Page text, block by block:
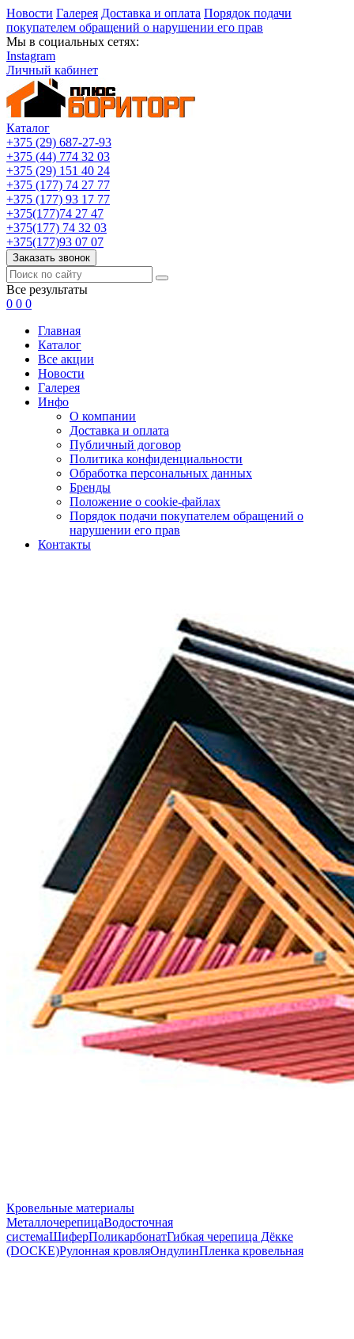
Новости Галерея Доставка и оплата Порядок подачи
покупателем обращений о нарушении его прав
Мы в социальных сетях:
Instagram
Личный кабинет
Каталог
+375 (29) 687-27-93
+375 (44) 774 32 03
+375 (29) 151 40 24
+375 (177) 74 27 77
+375 (177) 93 17 77
+375(177)74 27 47
+375(177) 74 32 03
+375(177)93 07 07
Заказать звонок
Все результаты
0 0 0
Главная
Каталог
Все акции
Новости
Галерея
Инфо
О компании
Доставка и оплата
Публичный договор
Политика конфиденциальности
Обработка персональных данных
Бренды
Положение о cookie-файлах
Порядок подачи покупателем обращений о
нарушении его прав
Контакты
Кровельные материалы
МеталлочерепицаВодосточная
системаШиферПоликарбонатГибкая черепица Дёкке
(DOCKE)Рулонная кровляОндулинПленка кровельная